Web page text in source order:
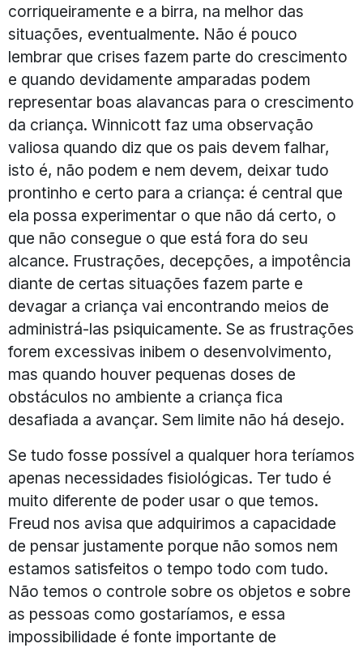
corriqueiramente e a birra, na melhor das
situações, eventualmente. Não é pouco
lembrar que crises fazem parte do crescimento
e quando devidamente amparadas podem
representar boas alavancas para o crescimento
da criança. Winnicott faz uma observação
valiosa quando diz que os pais devem falhar,
isto é, não podem e nem devem, deixar tudo
prontinho e certo para a criança: é central que
ela possa experimentar o que não dá certo, o
que não consegue o que está fora do seu
alcance. Frustrações, decepções, a impotência
diante de certas situações fazem parte e
devagar a criança vai encontrando meios de
administrá-las psiquicamente. Se as frustrações
forem excessivas inibem o desenvolvimento,
mas quando houver pequenas doses de
obstáculos no ambiente a criança fica
desafiada a avançar. Sem limite não há desejo.
Se tudo fosse possível a qualquer hora teríamos
apenas necessidades fisiológicas. Ter tudo é
muito diferente de poder usar o que temos.
Freud nos avisa que adquirimos a capacidade
de pensar justamente porque não somos nem
estamos satisfeitos o tempo todo com tudo.
Não temos o controle sobre os objetos e sobre
as pessoas como gostaríamos, e essa
impossibilidade é fonte importante de